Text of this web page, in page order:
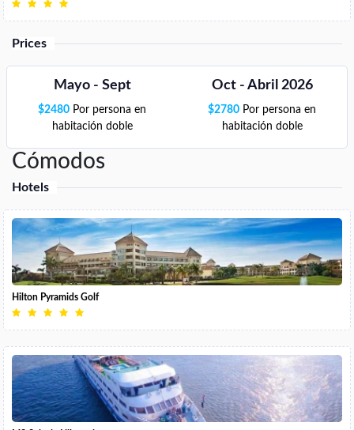
Prices
Mayo - Sept
$2480 Por persona en
habitación doble
Oct - Abril 2026
$2780 Por persona en
habitación doble
Cómodos
Hotels
Hilton Pyramids Golf